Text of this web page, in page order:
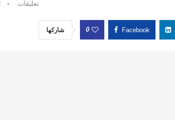
0 تعليقات
شاركها 0 Facebook